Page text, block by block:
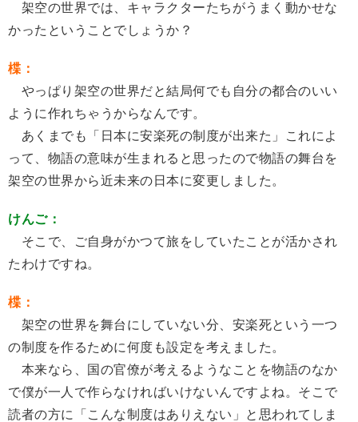
架空の世界では、キャラクターたちがうまく動かせな
かったということでしょうか？
楪：
やっぱり架空の世界だと結局何でも自分の都合のいい
ように作れちゃうからなんです。
あくまでも「日本に安楽死の制度が出来た」これによ
って、物語の意味が生まれると思ったので物語の舞台を
架空の世界から近未来の日本に変更しました。
けんご：
そこで、ご自身がかつて旅をしていたことが活かされ
たわけですね。
楪：
架空の世界を舞台にしていない分、安楽死という一つ
の制度を作るために何度も設定を考えました。
本来なら、国の官僚が考えるようなことを物語のなか
で僕が一人で作らなければいけないんですよね。そこで
読者の方に「こんな制度はありえない」と思われてしま